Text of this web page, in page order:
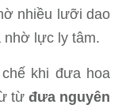
nhiều lưỡi dao
nhờ lực ly tâm.
khi đưa hoa
từ đưa nguyên